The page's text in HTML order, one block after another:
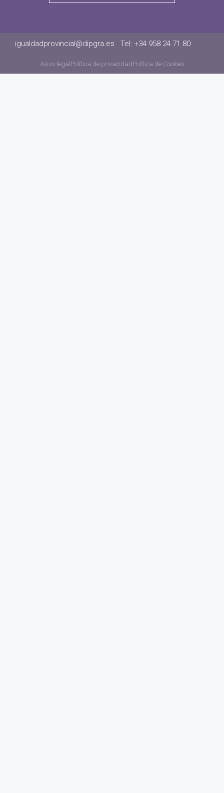
igualdadprovincial@dipgra.es · Tel: +34 958 24 71 80
Aviso legal Política de privacidad Política de Cookies